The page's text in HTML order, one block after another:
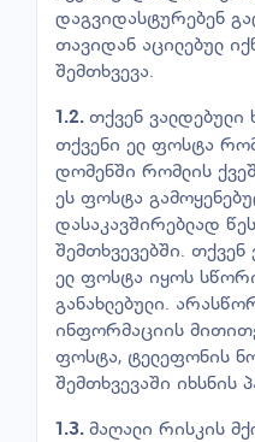
დაგვიდასტურებენ
თავიდან აცილებულ
შემთხვევა.
1.2. თქვენ
თქვენი ელ ფოსტა
დომენში რომლის
ეს ფოსტა
დასაკავშირებლად
შემთხვევებში.
ელ ფოსტა იყოს
განახლებული.
ინფორმაციის
ფოსტა, ტელეფონის
შემთხვევაში იხსნის
1.3. მაღალი რისკის